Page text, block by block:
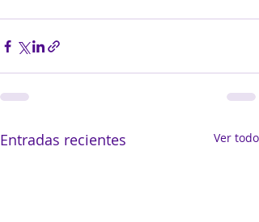
Entradas recientes Ver todo